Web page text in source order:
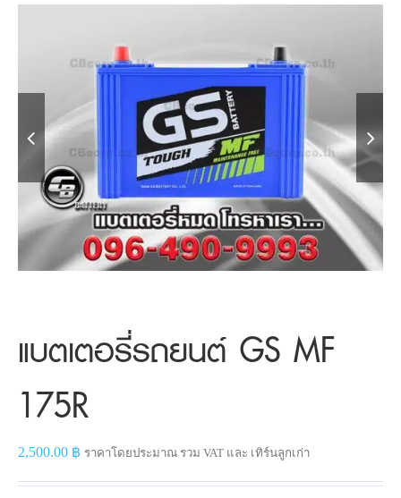
 
แบตเตอรี่รถยนต์ GS MF
175R
2,500.00 ฿ ราคาโดยประมาณ รวม VAT และ เทิร์นลูกเก่า